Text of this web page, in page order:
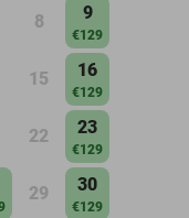
8 9
€129
15 16
€129
22 23
€129
29 30
€129